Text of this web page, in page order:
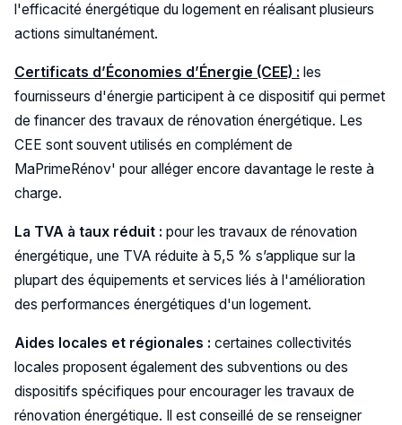
l'efficacité énergétique du logement en réalisant plusieurs
actions simultanément.
Certificats d’Économies d’Énergie (CEE) : les
fournisseurs d'énergie participent à ce dispositif qui permet
de financer des travaux de rénovation énergétique. Les
CEE sont souvent utilisés en complément de
MaPrimeRénov' pour alléger encore davantage le reste à
charge.
La TVA à taux réduit : pour les travaux de rénovation
énergétique, une TVA réduite à 5,5 % s’applique sur la
plupart des équipements et services liés à l'amélioration
des performances énergétiques d'un logement.​
Aides locales et régionales : certaines collectivités
locales proposent également des subventions ou des
dispositifs spécifiques pour encourager les travaux de
rénovation énergétique. Il est conseillé de se renseigner